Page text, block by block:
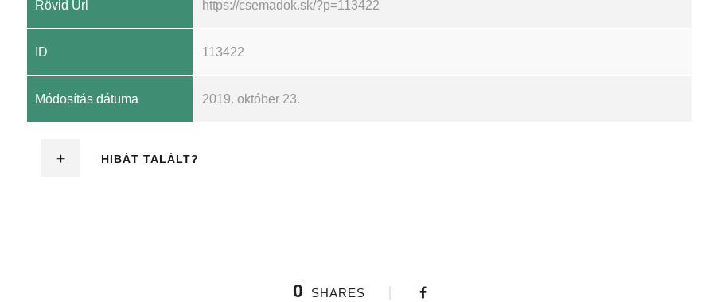
Rövid Url https://csemadok.sk/?p=113422
ID 113422
Módosítás dátuma 2019. október 23.
HIBÁT TALÁLT?
0 SHARES